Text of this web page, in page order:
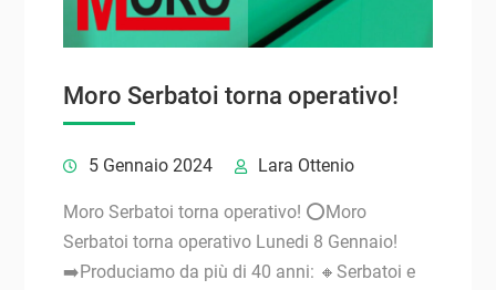
Moro Serbatoi torna operativo!
5 Gennaio 2024 Lara Ottenio
Moro Serbatoi torna operativo! ⭕Moro
Serbatoi torna operativo Lunedi 8 Gennaio!
➡️Produciamo da più di 40 anni: 🔸Serbatoi e